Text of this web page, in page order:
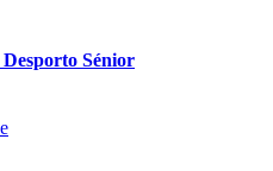
Sénior